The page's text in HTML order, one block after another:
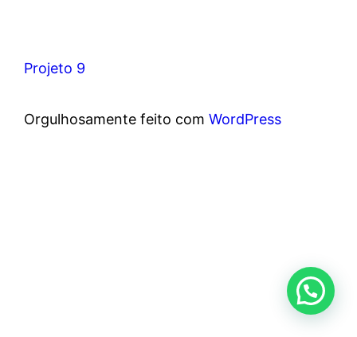
Projeto 9
Orgulhosamente feito comWordPress